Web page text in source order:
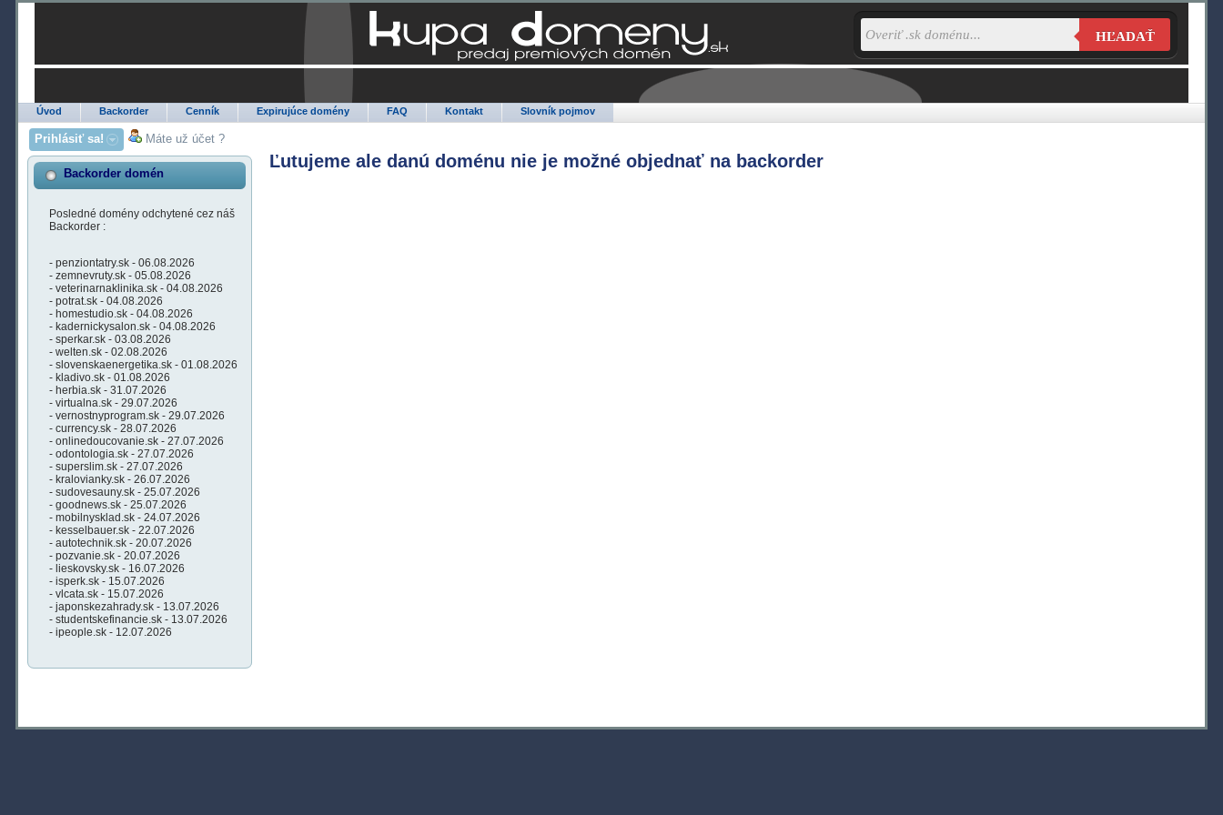
Úvod Backorder Cenník Expirujúce domény FAQ Kontakt Slovník pojmov
HĽADAŤ
Prihlásiť sa! Máte už účet ?
Backorder domén
Posledné domény odchytené cez náš
Backorder :
- penziontatry.sk - 06.08.2026
- zemnevruty.sk - 05.08.2026
- veterinarnaklinika.sk - 04.08.2026
- potrat.sk - 04.08.2026
- homestudio.sk - 04.08.2026
- kadernickysalon.sk - 04.08.2026
- sperkar.sk - 03.08.2026
- welten.sk - 02.08.2026
- slovenskaenergetika.sk - 01.08.2026
- kladivo.sk - 01.08.2026
- herbia.sk - 31.07.2026
- virtualna.sk - 29.07.2026
- vernostnyprogram.sk - 29.07.2026
- currency.sk - 28.07.2026
- onlinedoucovanie.sk - 27.07.2026
- odontologia.sk - 27.07.2026
- superslim.sk - 27.07.2026
- kralovianky.sk - 26.07.2026
- sudovesauny.sk - 25.07.2026
- goodnews.sk - 25.07.2026
- mobilnysklad.sk - 24.07.2026
- kesselbauer.sk - 22.07.2026
- autotechnik.sk - 20.07.2026
- pozvanie.sk - 20.07.2026
- lieskovsky.sk - 16.07.2026
- isperk.sk - 15.07.2026
- vlcata.sk - 15.07.2026
- japonskezahrady.sk - 13.07.2026
- studentskefinancie.sk - 13.07.2026
- ipeople.sk - 12.07.2026
Ľutujeme ale danú doménu nie je možné objednať na backorder